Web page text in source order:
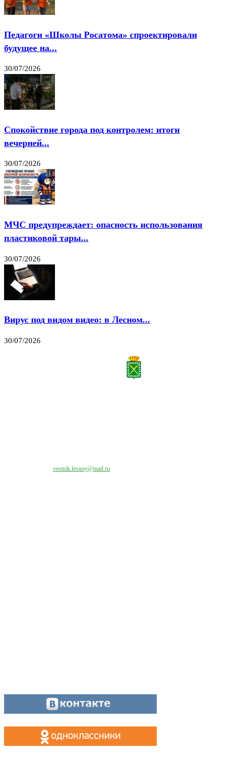
Педагоги «Школы Росатома» спроектировали
будущее на...
30/07/2026
Спокойствие города под контролем: итоги
вечерней...
30/07/2026
МЧС предупреждает: опасность использования
пластиковой тары...
30/07/2026
Вирус под видом видео: в Лесном...
30/07/2026
vestnik.lesnoy@mail.ru